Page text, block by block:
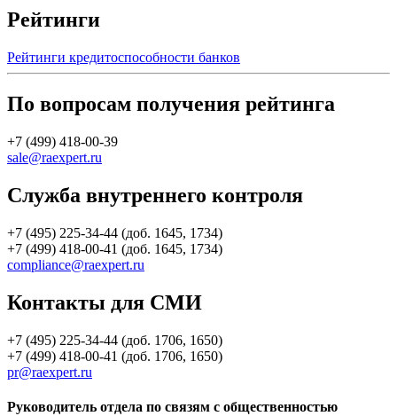
Рейтинги
Рейтинги кредитоспособности банков
По вопросам получения рейтинга
+7 (499) 418-00-39
sale@raexpert.ru
Служба внутреннего контроля
+7 (495) 225-34-44 (доб. 1645, 1734)
+7 (499) 418-00-41 (доб. 1645, 1734)
compliance@raexpert.ru
Контакты для СМИ
+7 (495) 225-34-44 (доб. 1706, 1650)
+7 (499) 418-00-41 (доб. 1706, 1650)
pr@raexpert.ru
Руководитель отдела по связям с общественностью